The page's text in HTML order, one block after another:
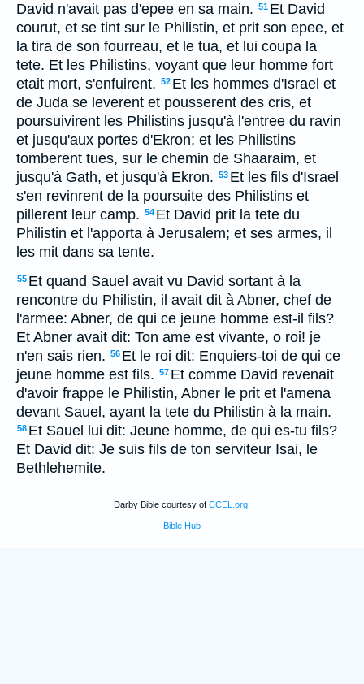
David n'avait pas d'epee en sa main. 51 Et David
courut, et se tint sur le Philistin, et prit son epee, et
la tira de son fourreau, et le tua, et lui coupa la
tete. Et les Philistins, voyant que leur homme fort
etait mort, s'enfuirent. 52 Et les hommes d'Israel et
de Juda se leverent et pousserent des cris, et
poursuivirent les Philistins jusqu'à l'entree du ravin
et jusqu'aux portes d'Ekron; et les Philistins
tomberent tues, sur le chemin de Shaaraim, et
jusqu'à Gath, et jusqu'à Ekron. 53 Et les fils d'Israel
s'en revinrent de la poursuite des Philistins et
pillerent leur camp. 54 Et David prit la tete du
Philistin et l'apporta à Jerusalem; et ses armes, il
les mit dans sa tente.
55 Et quand Sauel avait vu David sortant à la
rencontre du Philistin, il avait dit à Abner, chef de
l'armee: Abner, de qui ce jeune homme est-il fils?
Et Abner avait dit: Ton ame est vivante, o roi! je
n'en sais rien. 56 Et le roi dit: Enquiers-toi de qui ce
jeune homme est fils. 57 Et comme David revenait
d'avoir frappe le Philistin, Abner le prit et l'amena
devant Sauel, ayant la tete du Philistin à la main.
58 Et Sauel lui dit: Jeune homme, de qui es-tu fils?
Et David dit: Je suis fils de ton serviteur Isai, le
Bethlehemite.
Darby Bible courtesy of CCEL.org
Bible Hub